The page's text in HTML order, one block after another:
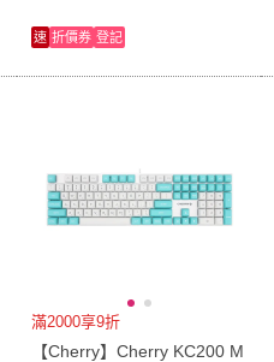
速 折價券 登記
滿2000享9折
【Cherry】Cherry KC200 M